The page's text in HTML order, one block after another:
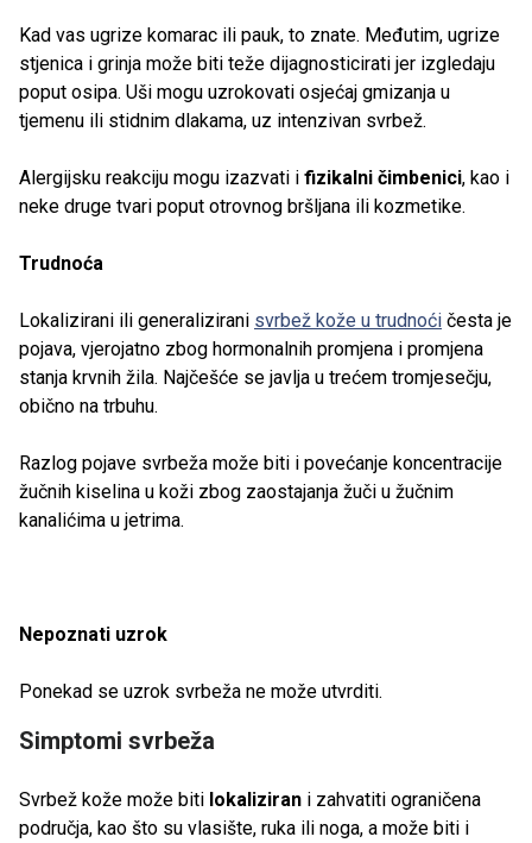
Kad vas ugrize komarac ili pauk, to znate. Međutim, ugrize
stjenica i grinja može biti teže dijagnosticirati jer izgledaju
poput osipa. Uši mogu uzrokovati osjećaj gmizanja u
tjemenu ili stidnim dlakama, uz intenzivan svrbež.
Alergijsku reakciju mogu izazvati i fizikalni čimbenici, kao i
neke druge tvari poput otrovnog bršljana ili kozmetike.
Trudnoća
Lokalizirani ili generalizirani svrbež kože u trudnoći česta je
pojava, vjerojatno zbog hormonalnih promjena i promjena
stanja krvnih žila. Najčešće se javlja u trećem tromjesečju,
obično na trbuhu.
Razlog pojave svrbeža može biti i povećanje koncentracije
žučnih kiselina u koži zbog zaostajanja žuči u žučnim
kanalićima u jetrima.
Nepoznati uzrok
Ponekad se uzrok svrbeža ne može utvrditi.
Simptomi svrbeža
Svrbež kože može biti lokaliziran i zahvatiti ograničena
područja, kao što su vlasište, ruka ili noga, a može biti i